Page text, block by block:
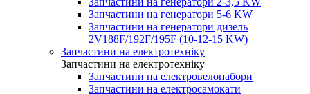
Запчастини на генератори 5-6 KW
Запчастини на генератори дизель
2V188F/192F/195F (10-12-15 KW)
Запчастини на електротехніку
Запчастини на електротехніку
Запчастини на електровелонабори
Запчастини на електросамокати